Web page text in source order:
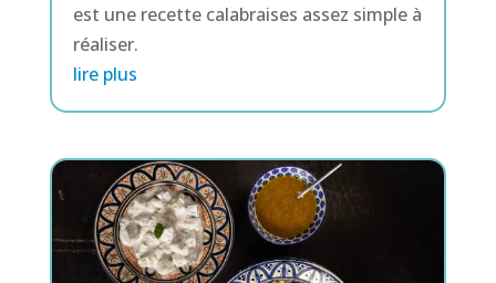
est une recette calabraises assez simple à
réaliser.
lire plus